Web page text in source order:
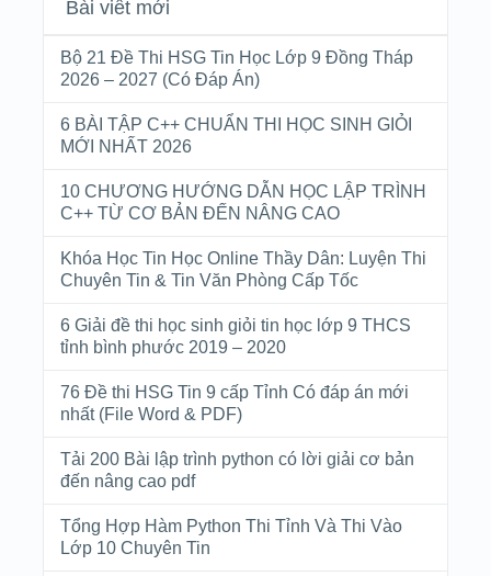
Bài viết mới
Bộ 21 Đề Thi HSG Tin Học Lớp 9 Đồng Tháp
2026 – 2027 (Có Đáp Án)
6 BÀI TẬP C++ CHUẨN THI HỌC SINH GIỎI
MỚI NHẤT 2026
10 CHƯƠNG HƯỚNG DẪN HỌC LẬP TRÌNH
C++ TỪ CƠ BẢN ĐẾN NÂNG CAO
Khóa Học Tin Học Online Thầy Dân: Luyện Thi
Chuyên Tin & Tin Văn Phòng Cấp Tốc
6 Giải đề thi học sinh giỏi tin học lớp 9 THCS
tỉnh bình phước 2019 – 2020
76 Đề thi HSG Tin 9 cấp Tỉnh Có đáp án mới
nhất (File Word & PDF)
Tải 200 Bài lập trình python có lời giải cơ bản
đến nâng cao pdf
Tổng Hợp Hàm Python Thi Tỉnh Và Thi Vào
Lớp 10 Chuyên Tin